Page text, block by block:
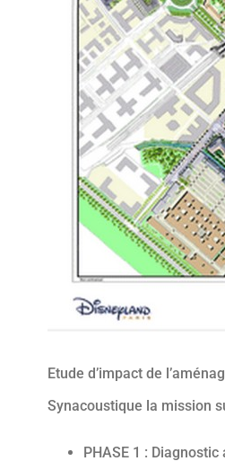
Etude d’impact de
Synacoustique la mission
PHASE 1 :